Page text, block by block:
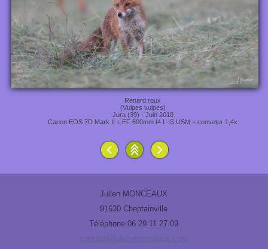
Renard roux
(Vulpes vulpes)
Jura (39) - Juin 2018
Canon EOS 7D Mark II + EF 600mm f4 L IS USM + conveter 1,4x
Julien MONCEAUX
91630 Cheptainville
Téléphone 06 29 11 27 09
contact@julien-monceaux.com